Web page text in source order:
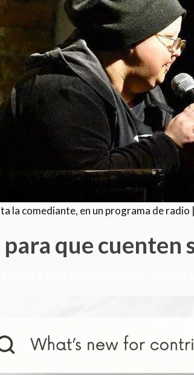
la comediante, en un programa de radio |
que cuenten